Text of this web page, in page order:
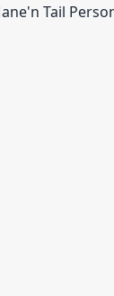
Tail